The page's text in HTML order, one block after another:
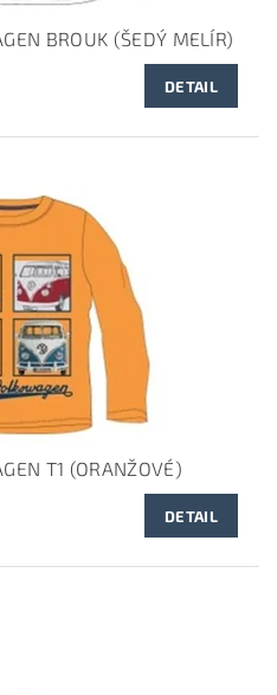
BROUK (ŠEDÝ MELÍR)
DETAIL
T1 (ORANŽOVÉ)
DETAIL